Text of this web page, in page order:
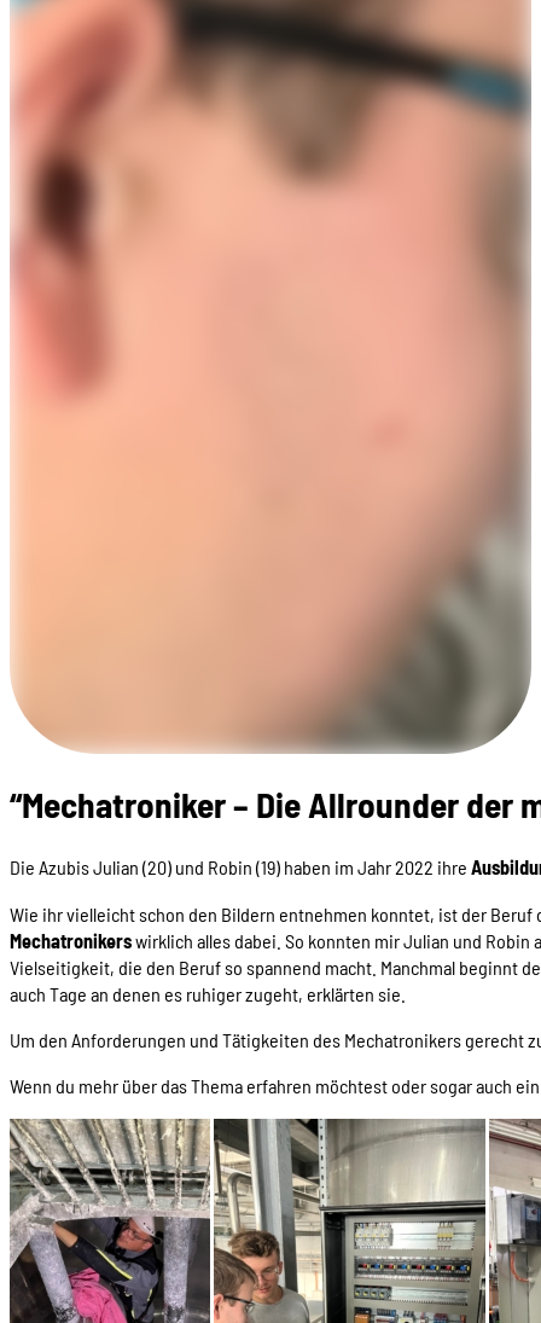
“Mechatroniker – Die Allrounder der
Die Azubis Julian (20) und Robin (19) haben im Jahr 2022 ihre
Wie ihr vielleicht schon den Bildern entnehmen konntet, ist der
Mechatronikerswirklich alles dabei. So konnten mir Julian und
Vielseitigkeit, die den Beruf so spannend macht. Manchmal beginnt
auch Tage an denen es ruhiger zugeht, erklärten sie.
Um den Anforderungen und Tätigkeiten des Mechatronikers gerecht
Wenn du mehr über das Thema erfahren möchtest oder sogar auch